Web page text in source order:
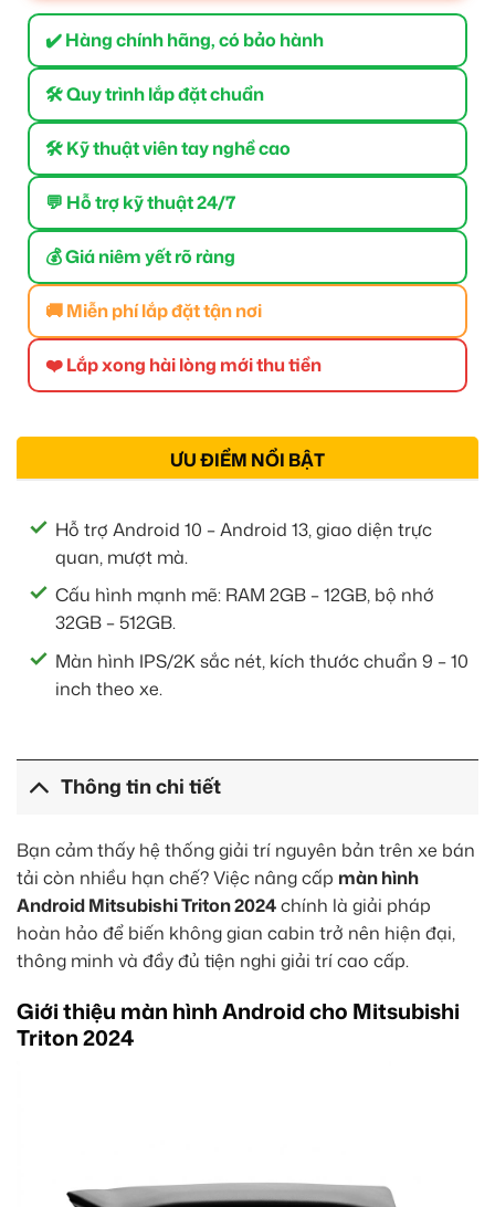
✔️ Hàng chính hãng, có bảo hành
🛠 Quy trình lắp đặt chuẩn
🛠 Kỹ thuật viên tay nghề cao
💬 Hỗ trợ kỹ thuật 24/7
💰 Giá niêm yết rõ ràng
🚚 Miễn phí lắp đặt tận nơi
❤️ Lắp xong hài lòng mới thu tiền
ƯU ĐIỂM NỔI BẬT
Hỗ trợ Android 10 – Android 13, giao diện trực
quan, mượt mà.
Cấu hình mạnh mẽ: RAM 2GB – 12GB, bộ nhớ
32GB – 512GB.
Màn hình IPS/2K sắc nét, kích thước chuẩn 9 – 10
inch theo xe.
Thông tin chi tiết
Bạn cảm thấy hệ thống giải trí nguyên bản trên xe bán
tải còn nhiều hạn chế? Việc nâng cấp màn hình
Android Mitsubishi Triton 2024chính là giải pháp
hoàn hảo để biến không gian cabin trở nên hiện đại,
thông minh và đầy đủ tiện nghi giải trí cao cấp.
Giới thiệu màn hình Android cho Mitsubishi
Triton 2024